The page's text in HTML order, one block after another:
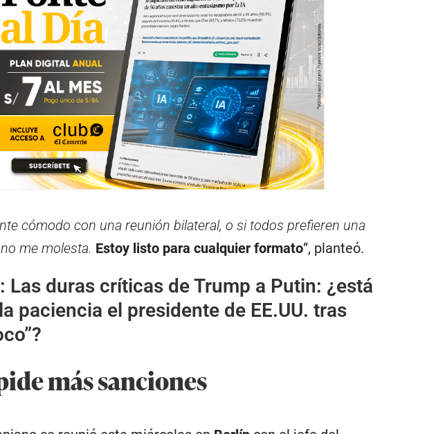
cómodo con una reunión bilateral, o si todos prefieren una
me molesta. Estoy listo para cualquier formato”, planteó.
Las duras críticas de Trump a Putin: ¿está
paciencia el presidente de EE.UU. tras
más sanciones